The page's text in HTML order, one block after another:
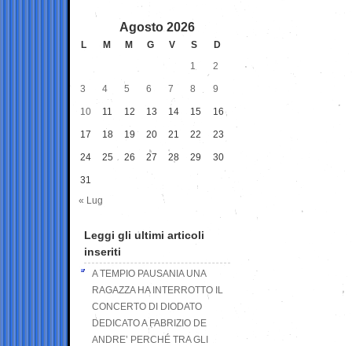
Agosto 2026
L M M G V S
D
1
2
3 4 5 6 7 8 9
10 11 12 13 14 15 16
17 18 19 20 21 22 23
24 25 26 27 28 29 30
31
« Lug
Leggi gli ultimi articoli
inseriti
A TEMPIO PAUSANIA UNA
RAGAZZA HA INTERROTTO IL
CONCERTO DI DIODATO
DEDICATO A FABRIZIO DE
ANDRE’ PERCHÉ TRA GLI